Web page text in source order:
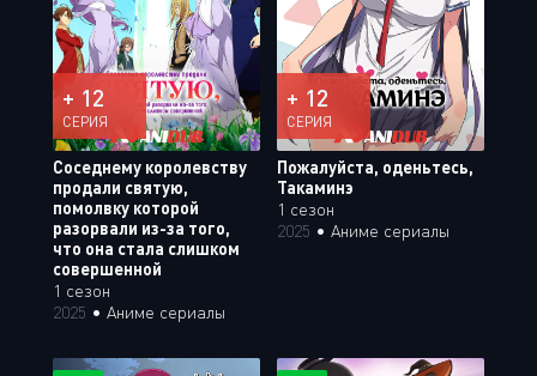
+ 12
СЕРИЯ
Соседнему королевству
продали святую,
помолвку которой
разорвали из-за того,
что она стала слишком
совершенной
1 сезон
2025 • Аниме сериалы
+ 12
СЕРИЯ
Пожалуйста, оденьтесь,
Такаминэ
1 сезон
2025 • Аниме сериалы